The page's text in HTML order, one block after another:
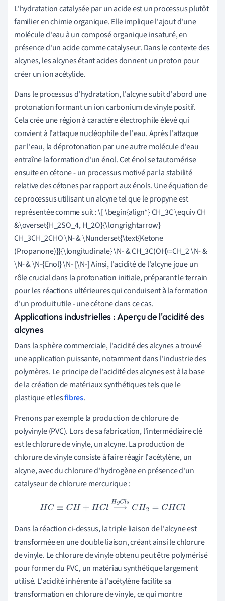
L'hydratation catalysée par un acide est un processus plutôt
familier en chimie organique. Elle implique l'ajout d'une
molécule d'eau à un composé organique insaturé, en
présence d'un acide comme catalyseur. Dans le contexte des
alcynes, les alcynes étant acides donnent un proton pour
créer un ion acétylide.
Dans le processus d'hydratation, l'alcyne subit d'abord une
protonation formant un ion carbonium de vinyle positif.
Cela crée une région à caractère électrophile élevé qui
convient à l'attaque nucléophile de l'eau. Après l'attaque
par l'eau, la déprotonation par une autre molécule d'eau
entraîne la formation d'un énol. Cet énol se tautomérise
ensuite en cétone - un processus motivé par la stabilité
relative des cétones par rapport aux énols. Une équation de
ce processus utilisant un alcyne tel que le propyne est
représentée comme suit : \[ \begin{align*} CH_3C \equiv CH
&\overset{H_2SO_4, H_2O}{\longrightarrow}
CH_3CH_2CHO\N- & \Nunderset{\text{Ketone
(Propanone)}}{\longitudinale} \N- & CH_3C(OH)=CH_2 \N- &
\N- & \N-{Enol} \N- [\N-] Ainsi, l'acidité de l'alcyne joue un
rôle crucial dans la protonation initiale, préparant le terrain
pour les réactions ultérieures qui conduisent à la formation
d'un produit utile - une cétone dans ce cas.
Applications industrielles : Aperçu de l'acidité des
alcynes
Dans la sphère commerciale, l'acidité des alcynes a trouvé
une application puissante, notamment dans l'industrie des
polymères. Le principe de l'acidité des alcynes est à la base
de la création de matériaux synthétiques tels que le
plastique et lesfibres.
Prenons par exemple la production de chlorure de
polyvinyle (PVC). Lors de sa fabrication, l'intermédiaire clé
est le chlorure de vinyle, un alcyne. La production de
chlorure de vinyle consiste à faire réagir l'acétylène, un
alcyne, avec du chlorure d'hydrogène en présence d'un
catalyseur de chlorure mercurique :
HC≡CH+HCl⟶ HgCl2 CH2=C HC l
Dans la réaction ci-dessus, la triple liaison de l'alcyne est
transformée en une double liaison, créant ainsi le chlorure
de vinyle. Le chlorure de vinyle obtenu peut être polymérisé
pour former du PVC, un matériau synthétique largement
utilisé. L'acidité inhérente à l'acétylène facilite sa
transformation en chlorure de vinyle, ce qui montre